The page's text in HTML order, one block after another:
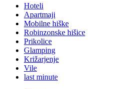
Hoteli
Apartmaji
Mobilne hiške
Robinzonske hišice
Prikolice
Glamping
Križarjenje
Vile
last minute